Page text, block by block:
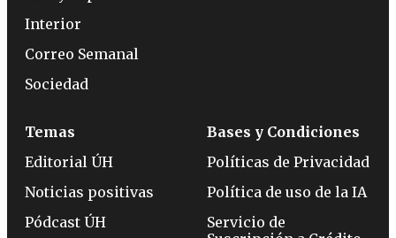
Interior
Correo Semanal
Sociedad
Temas
Editorial ÚH
Noticias positivas
Pódcast ÚH
Bases y Condiciones
Políticas de Privacidad
Política de uso de la IA
Servicio de